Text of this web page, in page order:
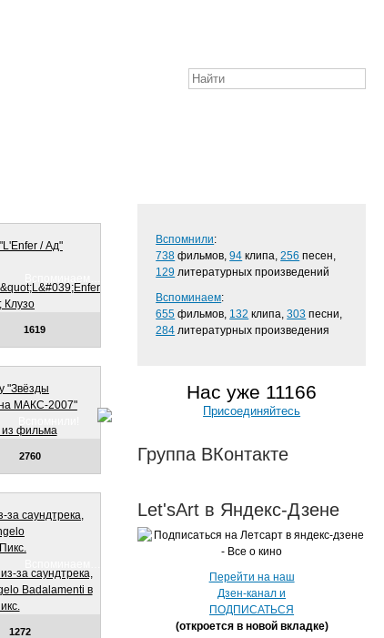
/ Ад"
1619
"Звёзды
МАКС-2007"
2760
саундтрека,
1272
Вспомнили:
738 фильмов,94 клипа,256 песен,
129 литературных произведений
Вспоминаем:
655 фильмов, 132 клипа,303 песни,
284 литературных произведения
Нас уже 11166
Присоединяйтесь
Группа ВКонтакте
Let'sArt в Яндекс-Дзене
Перейти на наш
Дзен-канал и
ПОДПИСАТЬСЯ
(откроется в новой вкладке)